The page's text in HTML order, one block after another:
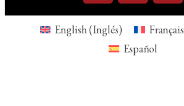
English(Inglés) Français
Español